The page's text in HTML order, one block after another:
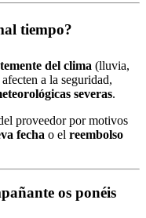
tiempo?
del clima (lluvia,
a la seguridad,
severas.
proveedor por motivos
fecha o el reembolso
os ponéis